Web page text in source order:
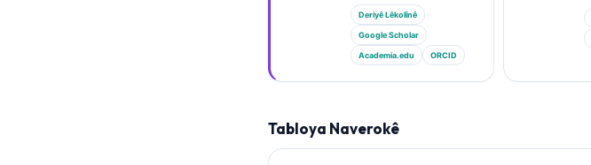
Deriyê Lêkolînê
Google Scholar
Academia.edu ORCID
Tabloya Naverokê